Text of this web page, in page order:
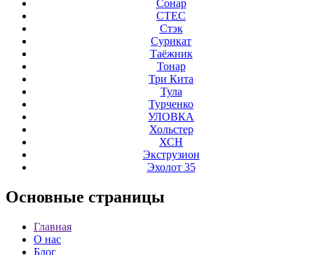
Сонар
СТЕС
Стэк
Сурикат
Таёжник
Тонар
Три Кита
Тула
Турченко
УЛОВКА
Хольстер
ХСН
Экструзион
Эхолот 35
Основные страницы
Главная
О нас
Блог